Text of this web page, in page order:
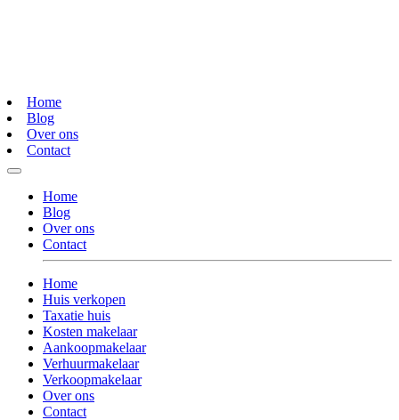
Home
Blog
Over ons
Contact
Home
Blog
Over ons
Contact
Home
Huis verkopen
Taxatie huis
Kosten makelaar
Aankoopmakelaar
Verhuurmakelaar
Verkoopmakelaar
Over ons
Contact